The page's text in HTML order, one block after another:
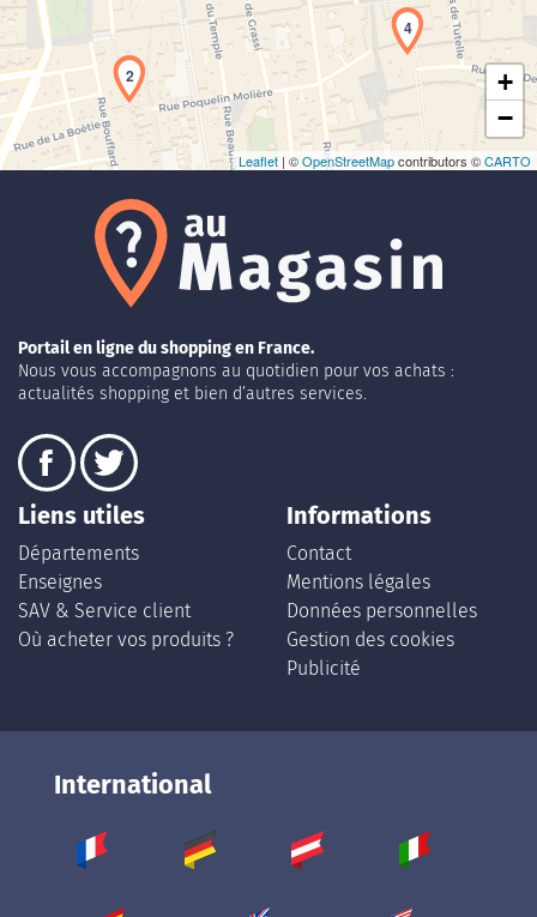
2
4
+
−
Leaflet | ©OpenStreetMapcontributors ©CARTO
Portail en ligne du shopping en France.
Nous vous accompagnons au quotidien pour vos achats :
actualités shopping et bien d’autres services.
Liens utiles
Départements
Enseignes
SAV & Service client
Où acheter vos produits ?
Informations
Contact
Mentions légales
Données personnelles
Gestion des cookies
Publicité
International